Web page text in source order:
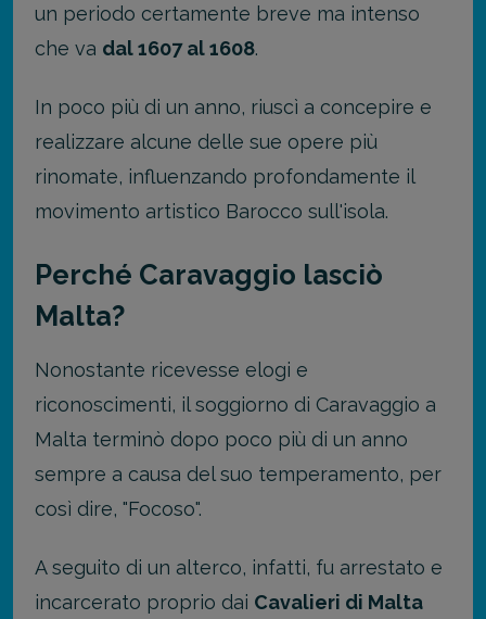
un periodo certamente breve ma intenso
che va dal 1607 al 1608.
In poco più di un anno, riuscì a concepire e
realizzare alcune delle sue opere più
rinomate, influenzando profondamente il
movimento artistico Barocco sull'isola.
Perché Caravaggio lasciò
Malta?
Nonostante ricevesse elogi e
riconoscimenti, il soggiorno di Caravaggio a
Malta terminò dopo poco più di un anno
sempre a causa del suo temperamento, per
così dire, "Focoso".
A seguito di un alterco, infatti, fu arrestato e
incarcerato proprio dai Cavalieri di Malta